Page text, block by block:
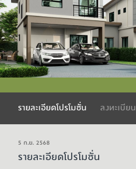
รายละเอียดโปรโมชั่น ลงทะเบียน
5 ก.ย. 2568
รายละเอียดโปรโมชั่น